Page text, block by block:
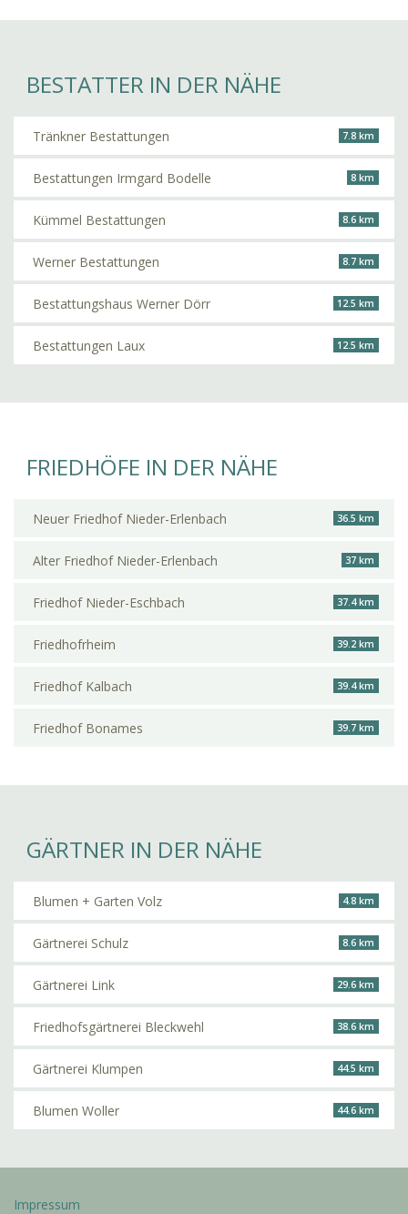
BESTATTER IN DER NÄHE
Tränkner Bestattungen 7.8 km
Bestattungen Irmgard Bodelle 8 km
Kümmel Bestattungen 8.6 km
Werner Bestattungen 8.7 km
Bestattungshaus Werner Dörr 12.5 km
Bestattungen Laux 12.5 km
FRIEDHÖFE IN DER NÄHE
Neuer Friedhof Nieder-Erlenbach 36.5 km
Alter Friedhof Nieder-Erlenbach 37 km
Friedhof Nieder-Eschbach 37.4 km
Friedhofrheim 39.2 km
Friedhof Kalbach 39.4 km
Friedhof Bonames 39.7 km
GÄRTNER IN DER NÄHE
Blumen + Garten Volz 4.8 km
Gärtnerei Schulz 8.6 km
Gärtnerei Link 29.6 km
Friedhofsgärtnerei Bleckwehl 38.6 km
Gärtnerei Klumpen 44.5 km
Blumen Woller 44.6 km
Impressum